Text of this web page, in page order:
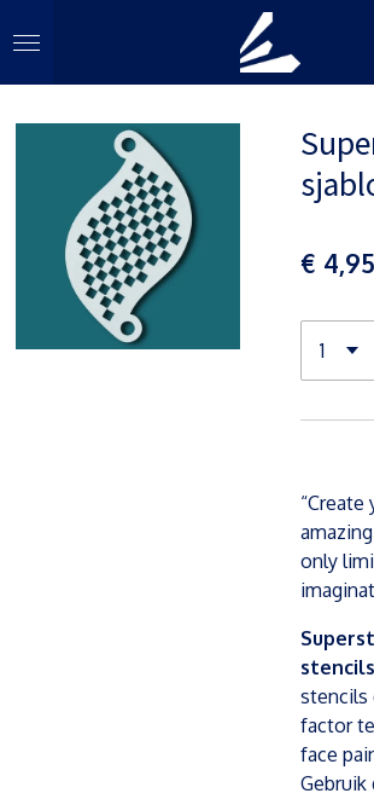
direct
naar
hoofdinhoud
€ 4,95
“Create
only
stencils
stencils
factor
face
Gebruik